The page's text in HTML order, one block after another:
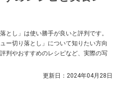
とし」は使い勝手が良いと評判です。
ー切り落とし」について知りたい方向
判やおすすめのレシピなど、実際の写
更新日： 2024年04月28日